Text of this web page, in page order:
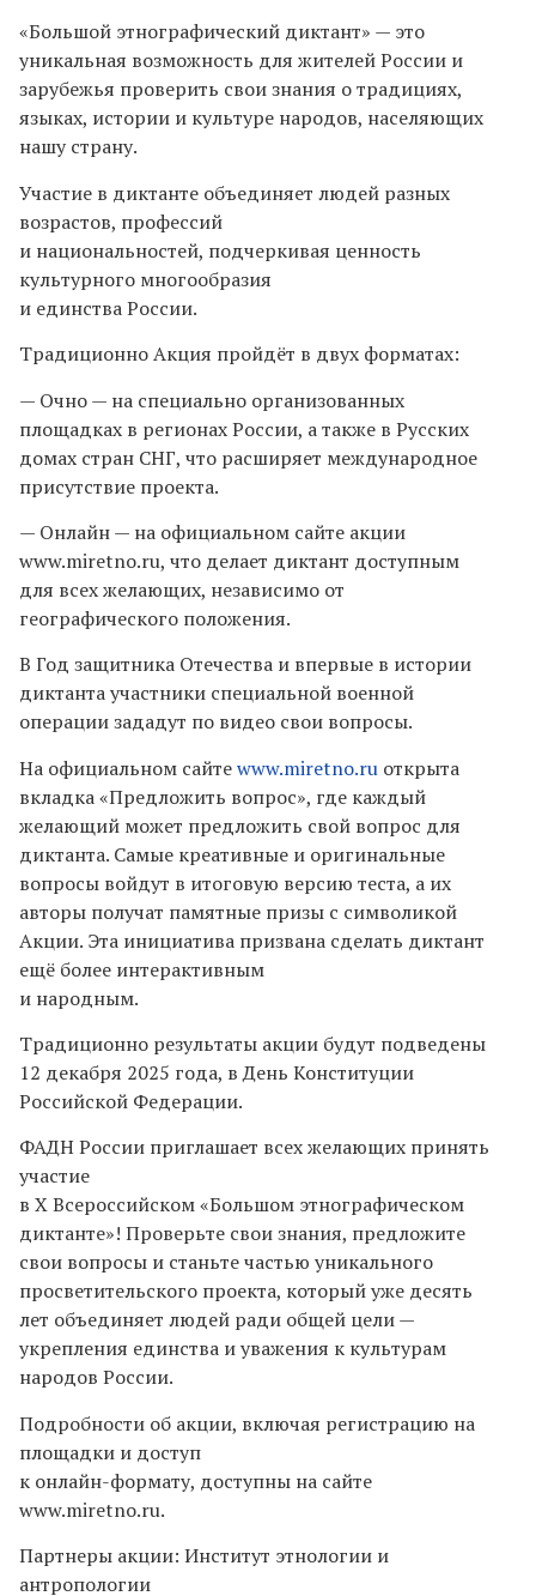
«Большой этнографический диктант» — это
уникальная возможность для жителей России и
зарубежья проверить свои знания о традициях,
языках, истории и культуре народов, населяющих
нашу страну.
Участие в диктанте объединяет людей разных
возрастов, профессий
и национальностей, подчеркивая ценность
культурного многообразия
и единства России.
Традиционно Акция пройдёт в двух форматах:
— Очно — на специально организованных
площадках в регионах России, а также в Русских
домах стран СНГ, что расширяет международное
присутствие проекта.
— Онлайн — на официальном сайте акции
www.miretno.ru, что делает диктант доступным
для всех желающих, независимо от
географического положения.
В Год защитника Отечества и впервые в истории
диктанта участники специальной военной
операции зададут по видео свои вопросы.
На официальном сайтеwww.miretno.ru открыта
вкладка «Предложить вопрос», где каждый
желающий может предложить свой вопрос для
диктанта. Самые креативные и оригинальные
вопросы войдут в итоговую версию теста, а их
авторы получат памятные призы с символикой
Акции. Эта инициатива призвана сделать диктант
ещё более интерактивным
и народным.
Традиционно результаты акции будут подведены
12 декабря 2025 года, в День Конституции
Российской Федерации.
ФАДН России приглашает всех желающих принять
участие
в X Всероссийском «Большом этнографическом
диктанте»! Проверьте свои знания, предложите
свои вопросы и станьте частью уникального
просветительского проекта, который уже десять
лет объединяет людей ради общей цели —
укрепления единства и уважения к культурам
народов России.
Подробности об акции, включая регистрацию на
площадки и доступ
к онлайн-формату, доступны на сайте
www.miretno.ru.
Партнеры акции: Институт этнологии и
антропологии